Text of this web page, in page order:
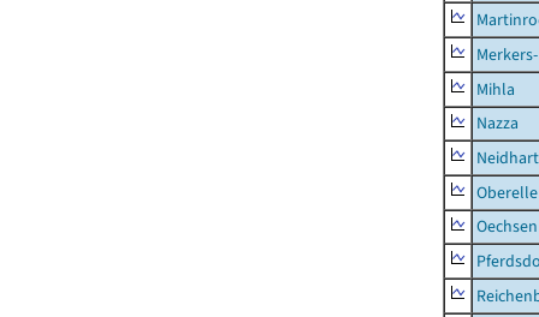
Mihla
Nazza
Oechsen